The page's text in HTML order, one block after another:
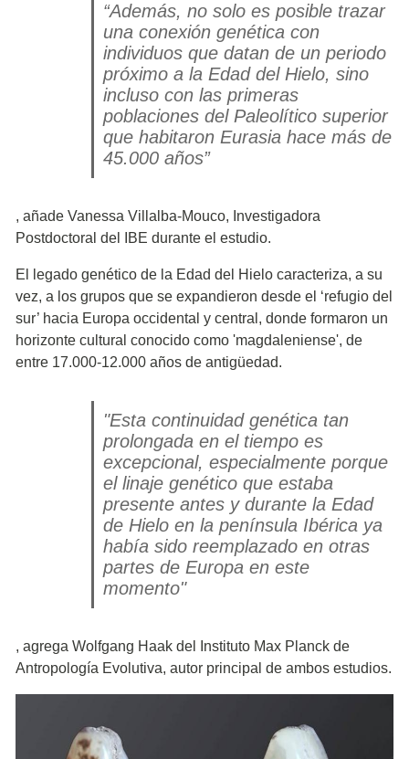
“Además, no solo es posible trazar
una conexión genética con
individuos que datan de un periodo
próximo a la Edad del Hielo, sino
incluso con las primeras
poblaciones del Paleolítico superior
que habitaron Eurasia hace más de
45.000 años”
, añade Vanessa Villalba-Mouco, Investigadora
Postdoctoral del IBE durante el estudio.
El legado genético de la Edad del Hielo caracteriza, a su
vez, a los grupos que se expandieron desde el ‘refugio del
sur’ hacia Europa occidental y central, donde formaron un
horizonte cultural conocido como 'magdaleniense', de
entre 17.000-12.000 años de antigüedad.
"Esta continuidad genética tan
prolongada en el tiempo es
excepcional, especialmente porque
el linaje genético que estaba
presente antes y durante la Edad
de Hielo en la península Ibérica ya
había sido reemplazado en otras
partes de Europa en este
momento"
, agrega Wolfgang Haak del Instituto Max Planck de
Antropología Evolutiva, autor principal de ambos estudios.